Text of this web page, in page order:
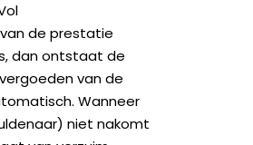
de prestatie
dan ontstaat de
van de
Wanneer
niet nakomt